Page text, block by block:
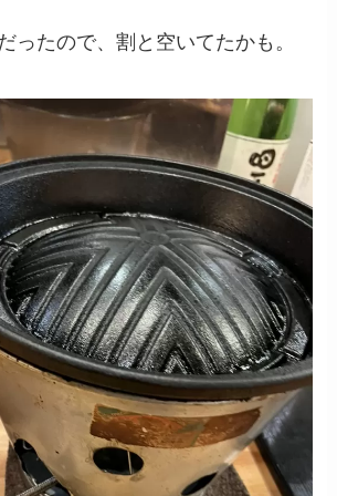
ったので、割と空いてたかも。